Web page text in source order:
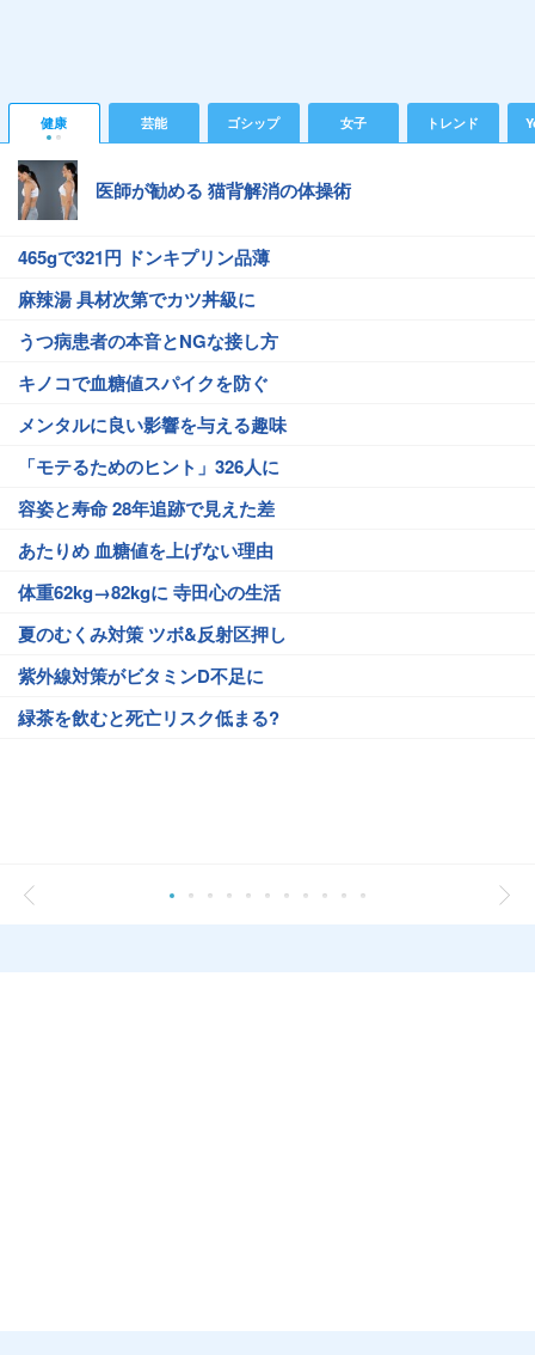
健康 芸能 ゴシップ 女子 トレンド
医師が勧める 猫背解消の体操術
465gで321円 ドンキプリン品薄
麻辣湯 具材次第でカツ丼級に
うつ病患者の本音とNGな接し方
キノコで血糖値スパイクを防ぐ
メンタルに良い影響を与える趣味
「モテるためのヒント」326人に
容姿と寿命 28年追跡で見えた差
あたりめ 血糖値を上げない理由
体重62kg→82kgに 寺田心の生活
夏のむくみ対策 ツボ&反射区押し
紫外線対策がビタミンD不足に
緑茶を飲むと死亡リスク低まる?